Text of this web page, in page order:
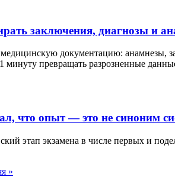
заключения, диагнозы и
документацию: анамнезы,
1 минуту превращать разрозненные
что опыт — это не синоним
этап экзамена в числе первых и
»